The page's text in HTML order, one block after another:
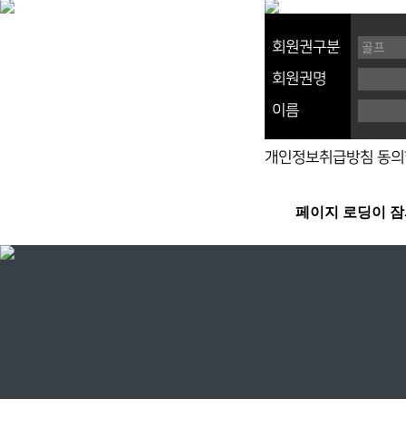
회원권구분
회원권명
이름
개인정보취급방침 동